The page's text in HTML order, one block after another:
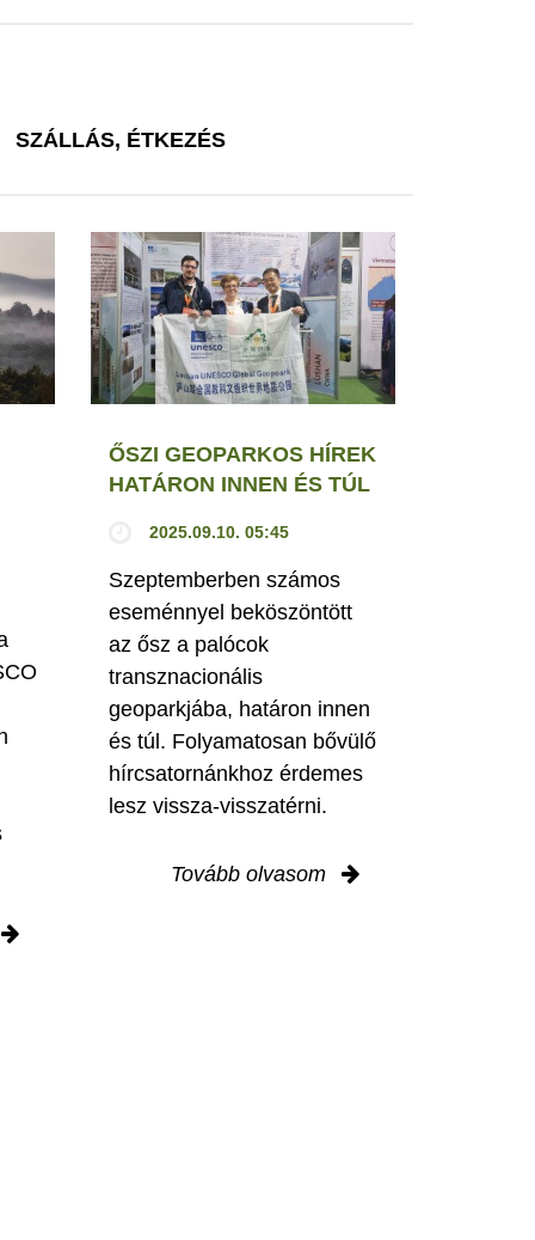
SZÁLLÁS, ÉTKEZÉS
ŐSZI GEOPARKOS HÍREK
HATÁRON INNEN ÉS TÚL
2025.09.10. 05:45
Szeptemberben számos
eseménnyel beköszöntött
az ősz a palócok
transznacionális
geoparkjába, határon innen
és túl. Folyamatosan bővülő
hírcsatornánkhoz érdemes
lesz vissza-visszatérni.
Tovább olvasom